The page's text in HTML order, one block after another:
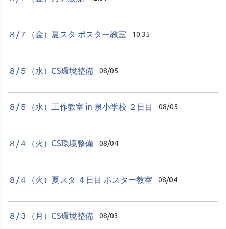
８/７（金）夏スタ ポスター教室 10:35
８/５（水）CS環境整備 08/05
８/５（水）工作教室 in 泉小学校 ２日目 08/05
８/４（火）CS環境整備 08/04
８/４（火）夏スタ ４日目 ポスター教室 08/04
８/３（月）CS環境整備 08/03